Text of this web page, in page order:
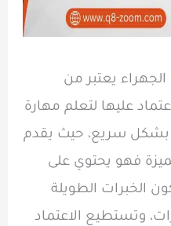
يعتبر من
عليها لتعلم مهارة
بشكل سريع، حيث يقدم
فهو يحتوي على
الخبرات الطويلة
وتستطيع الاعتماد